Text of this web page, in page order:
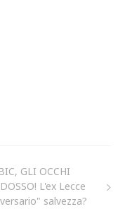
GLI OCCHI
L'ex Lecce
salvezza?